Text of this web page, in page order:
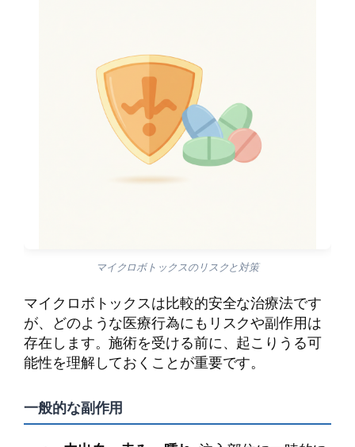
マイクロボトックスのリスクと対策
マイクロボトックスは比較的安全な治療法です
が、どのような医療行為にもリスクや副作用は
存在します。施術を受ける前に、起こりうる可
能性を理解しておくことが重要です。
一般的な副作用